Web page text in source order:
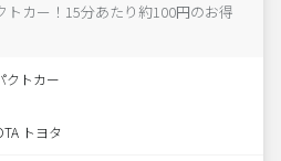
カー！15分あたり約100円のお得
クトカー
トヨタ